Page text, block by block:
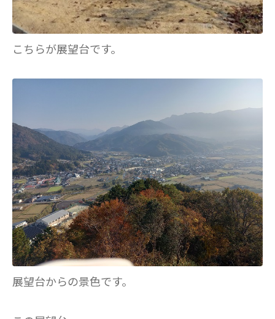
こちらが展望台です。
展望台からの景色です。